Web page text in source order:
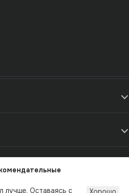
оборудование для фотостудий
лучше. Оставаясь с